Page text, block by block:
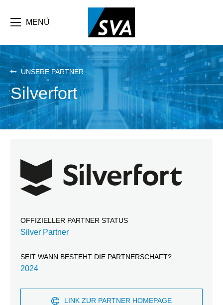
Inhalt
MENÜ
UNSERE PARTNER
Silverfort
OFFIZIELLER PARTNER STATUS
Silver Partner
SEIT WANN BESTEHT DIE PARTNERSCHAFT?
2024
LINK ZUR PARTNER HOMEPAGE